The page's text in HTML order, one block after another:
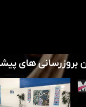
بروزرسانی های